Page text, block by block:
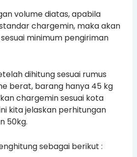
volume diatas, apabila
chargemin, maka akan
minimum pengiriman
dihitung sesuai rumus
berat, barang hanya 45 kg
chargemin sesuai kota
kita jelaskan perhitungan
50kg.
sebagai berikut :